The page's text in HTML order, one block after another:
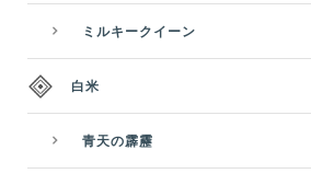
ミルキークイーン
白米
青天の霹靂